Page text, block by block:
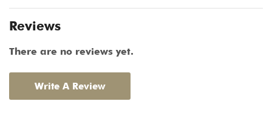
Reviews
There are no reviews yet.
Write A Review